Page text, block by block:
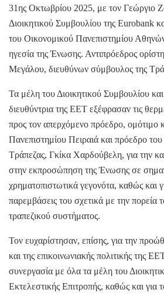
31ης Οκτωβρίου 2025, με τον Γεώργιο
Διοικητικού Συμβουλίου της Eurobank
του Οικονομικού Πανεπιστημίου
ηγεσία της Ένωσης. Αντιπρόεδρος
Μεγάλου, διευθύνων σύμβουλος της
Τα μέλη του Διοικητικού Συμβουλίου
διευθύντρια της ΕΕΤ εξέφρασαν τις
προς τον απερχόμενο πρόεδρο, ομότιμο
Πανεπιστημίου Πειραιά και πρόεδρο
Τράπεζας, Γκίκα Χαρδούβελη, για την
στην εκπροσώπηση της Ένωσης σε
χρηματοπιστωτικά γεγονότα, καθώς και
παρεμβάσεις του σχετικά με την πορεία
τραπεζικού συστήματος.
Τον ευχαρίστησαν, επίσης, για την
και της επικοινωνιακής πολιτικής της
συνεργασία με όλα τα μέλη του
Εκτελεστικής Επιτροπής, καθώς και για